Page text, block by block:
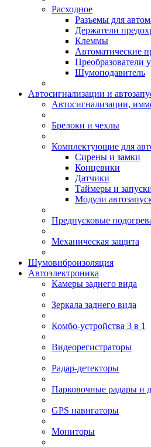
Расходное
Разъемы для
Держатели
Клеммы
Автоматические
Преобразователи
Шумоподавитель
Автосигнализации и
Автосигнализации,
Брелоки и чехлы
Комплектующие для
Сирены и замки
Концевики
Датчики
Таймеры и
Модули
Предпусковые
Механическая защита
Шумовиброизоляция
Автоэлектроника
Камеры заднего вида
Зеркала заднего вида
Комбо-устройства 3 в 1
Видеорегистраторы
Радар-детекторы
Парковочные радары и
GPS навигаторы
Мониторы